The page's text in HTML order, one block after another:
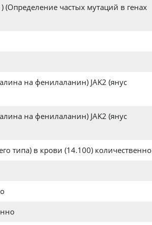
(Определение частых мутаций в генах
на фенилаланин) JAK2 (янус
на фенилаланин) JAK2 (янус
типа) в крови (14.100) количественно